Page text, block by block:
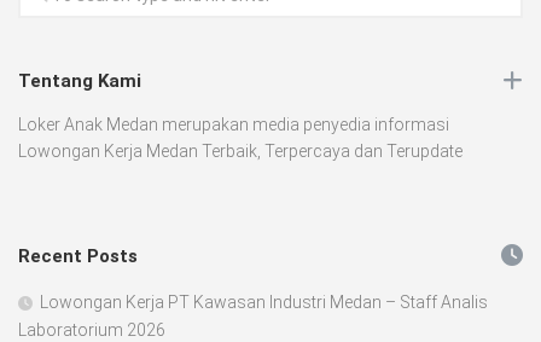
Tentang Kami
Loker Anak Medan merupakan media penyedia informasi
Lowongan Kerja Medan Terbaik, Terpercaya dan Terupdate
Recent Posts
Lowongan Kerja PT Kawasan Industri Medan – Staff Analis
Laboratorium 2026